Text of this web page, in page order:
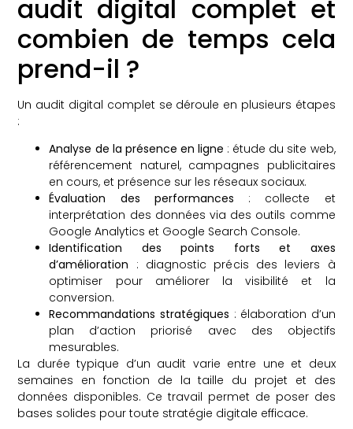
audit digital complet et
combien de temps cela
prend-il ?
Un audit digital complet se déroule en plusieurs étapes
:
Analyse de la présence en ligne : étude du site web,
référencement naturel, campagnes publicitaires
en cours, et présence sur les réseaux sociaux.
Évaluation des performances : collecte et
interprétation des données via des outils comme
Google Analytics et Google Search Console.
Identification des points forts et axes
d’amélioration : diagnostic précis des leviers à
optimiser pour améliorer la visibilité et la
conversion.
Recommandations stratégiques : élaboration d’un
plan d’action priorisé avec des objectifs
mesurables.
La durée typique d’un audit varie entre une et deux
semaines en fonction de la taille du projet et des
données disponibles. Ce travail permet de poser des
bases solides pour toute stratégie digitale efficace.